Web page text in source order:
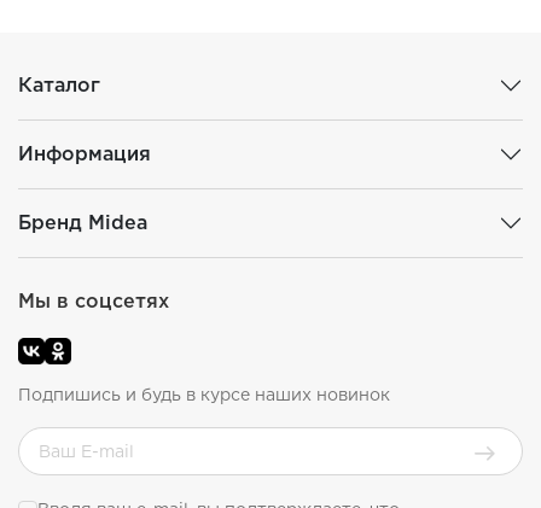
Каталог
Информация
Бренд Midea
Мы в соцсетях
Подпишись и будь в курсе наших новинок